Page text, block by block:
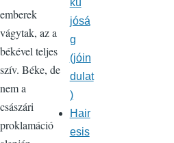
emberek
vágytak, az a
békével teljes
szív. Béke, de
nem a
császári
proklamáció
kű
jósá
g
(jóin
dulat
)
Hair
esis